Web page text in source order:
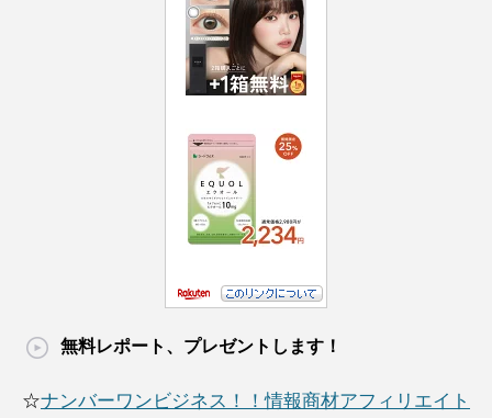
無料レポート、プレゼントします！
☆ナンバーワンビジネス！！情報商材アフィリエイト